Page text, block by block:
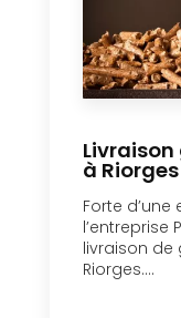
à Riorges
Forte
l’entreprise
livraison de
Riorges....